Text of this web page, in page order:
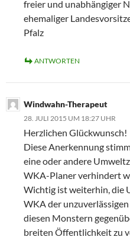
freier und unabhängiger
ehemaliger
Pfalz
ANTWORTEN
Windwahn-Therapeut
28. JULI 2015 UM 18:27 UHR
Herzlichen Glückwunsch!
Diese Anerkennung
eine oder andere
WKA-Planer verhindert
Wichtig ist weiterhin, die
WKA der
diesen Monstern
breiten Öffentlichkeit zu